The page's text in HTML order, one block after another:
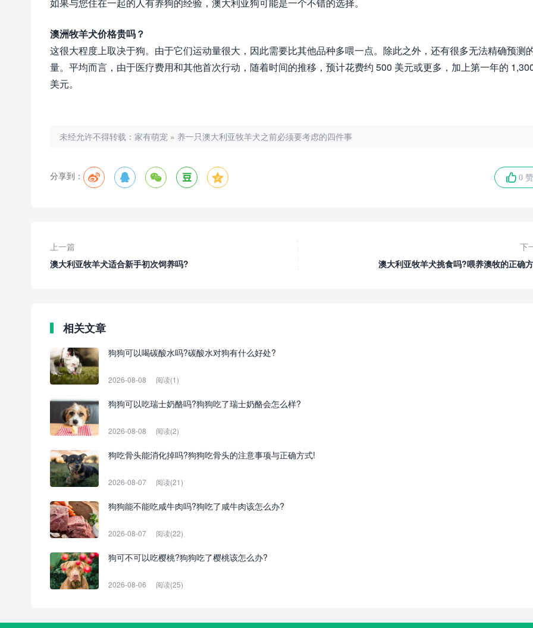
澳洲牧羊犬价格贵吗？
这很大程度上取决于狗。由于它们运动量很大，因此需要比其他品种多喂一点。除此之外，还有很多无法精确预测
量。平均而言，由于医疗费用和其他首次行动，随着时间的推移，预计花费约 500 美元或更多，加上第一年的
美元。
未经允许不得转载： 家有萌宠 » 养一只澳大利亚牧羊犬之前必须要考虑的四件事
分享到： 0 赞
上一篇
澳大利亚牧羊犬适合新手初次饲养吗?
下
澳大利亚牧羊犬挑食吗?喂养澳牧的正确
相关文章
狗狗可以喝碳酸水吗?碳酸水对狗有什么好处?
2026-08-08 阅读(1)
狗狗可以吃瑞士奶酪吗?狗狗吃了瑞士奶酪会怎么样?
2026-08-08 阅读(2)
狗吃骨头能消化掉吗?狗狗吃骨头的注意事项与正确方式!
2026-08-07 阅读(21)
狗狗能不能吃咸牛肉吗?狗吃了咸牛肉该怎么办?
2026-08-07 阅读(22)
狗可不可以吃樱桃?狗狗吃了樱桃该怎么办?
2026-08-06 阅读(25)